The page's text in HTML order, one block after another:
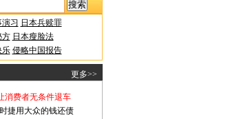
习 日本兵赎罪
方 日本瘦脸法
乐 侵略中国报告
更多>>
消费者无条件退车
捷用大众的钱还债